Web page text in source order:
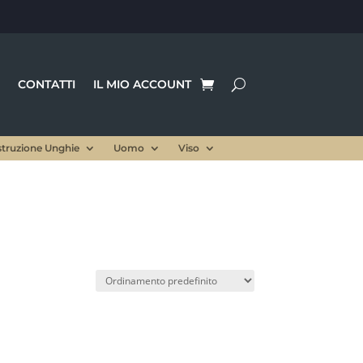
CONTATTI IL MIO ACCOUNT
Unghie Uomo Viso